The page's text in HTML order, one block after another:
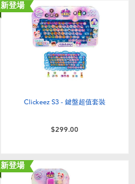
新登場
Clickeez S3 - 鍵盤超值套裝
$299.00
新登場